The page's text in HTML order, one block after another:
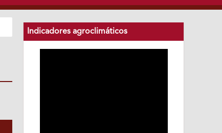
Indicadores agroclimáticos